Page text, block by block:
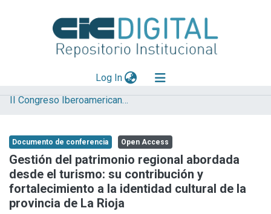
Log In(current)
Explorar
Aportar material
Statistics
II Congreso Iberoamericano y X Jornada de Técnicas de Reparación y Conservación del Patrimonio
Documento de conferencia Open Access
Gestión del patrimonio regional abordada
desde el turismo: su contribución y
fortalecimiento a la identidad cultural de la
provincia de La Rioja